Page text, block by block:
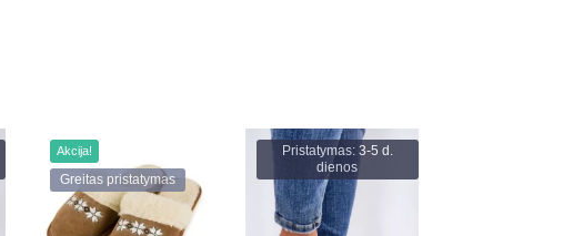
Akcija!
Greitas pristatymas
Pristatymas: 3-5 d.
dienos